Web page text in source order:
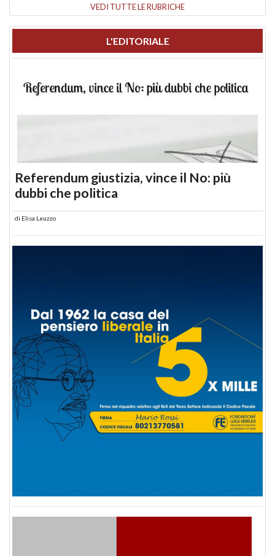
VEDI TUTTE LE RUBRICHE
L'EDITORIALE
Referendum giustizia, vince il No: più
dubbi che politica
di Elisa Leuzzo